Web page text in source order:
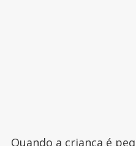
Quando a criança é